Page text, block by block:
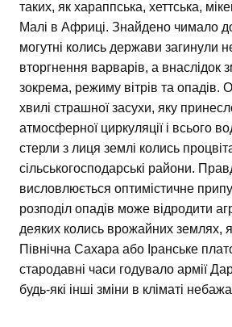
таких, як хараппська, хеттська,
Малі в Африці. Знайдено чимало
могутні колись держави загинули
вторгнення варварів, а внаслідок
зокрема, режиму вітрів та опадів.
хвилі страшної засухи, яку
атмосферної циркуляції і всього
стерли з лиця землі колись
сільськогосподарські райони.
висловлюється оптимістичне
розподіл опадів може відродити
деяких колись врожайних землях,
Північна Сахара або Іранське
стародавні часи годувало армії
будь-які інші зміни в кліматі